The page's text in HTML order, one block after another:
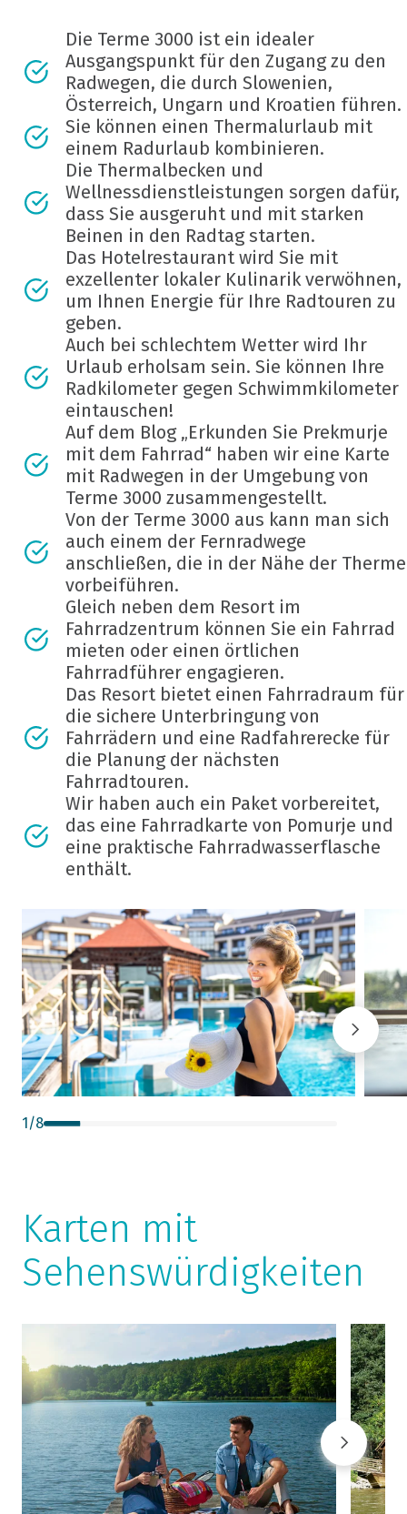
Die Terme 3000 ist ein idealer
Ausgangspunkt für den Zugang zu den
Radwegen, die durch Slowenien,
Österreich, Ungarn und Kroatien führen.
Sie können einen Thermalurlaub mit
einem Radurlaub kombinieren.
Die Thermalbecken und
Wellnessdienstleistungen sorgen dafür,
dass Sie ausgeruht und mit starken
Beinen in den Radtag starten.
Das Hotelrestaurant wird Sie mit
exzellenter lokaler Kulinarik verwöhnen,
um Ihnen Energie für Ihre Radtouren zu
geben.
Auch bei schlechtem Wetter wird Ihr
Urlaub erholsam sein. Sie können Ihre
Radkilometer gegen Schwimmkilometer
eintauschen!
Auf dem Blog „Erkunden Sie Prekmurje
mit dem Fahrrad“ haben wir eine Karte
mit Radwegen in der Umgebung von
Terme 3000 zusammengestellt.
Von der Terme 3000 aus kann man sich
auch einem der Fernradwege
anschließen, die in der Nähe der Therme
vorbeiführen.
Gleich neben dem Resort im
Fahrradzentrum können Sie ein Fahrrad
mieten oder einen örtlichen
Fahrradführer engagieren.
Das Resort bietet einen Fahrradraum für
die sichere Unterbringung von
Fahrrädern und eine Radfahrerecke für
die Planung der nächsten
Fahrradtouren.
Wir haben auch ein Paket vorbereitet,
das eine Fahrradkarte von Pomurje und
eine praktische Fahrradwasserflasche
enthält.
1/8
Karten mit
Sehenswürdigkeiten